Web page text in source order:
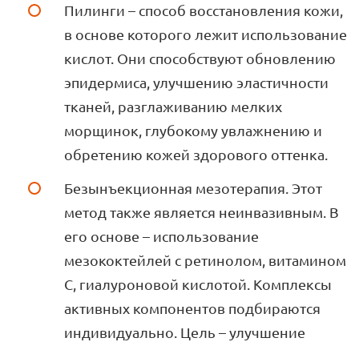
Пилинги – способ восстановления кожи,
в основе которого лежит использование
кислот. Они способствуют обновлению
эпидермиса, улучшению эластичности
тканей, разглаживанию мелких
морщинок, глубокому увлажнению и
обретению кожей здорового оттенка.
Безынъекционная мезотерапия. Этот
метод также является неинвазивным. В
его основе – использование
мезококтейлей с ретинолом, витамином
С, гиалуроновой кислотой. Комплексы
активных компонентов подбираются
индивидуально. Цель – улучшение